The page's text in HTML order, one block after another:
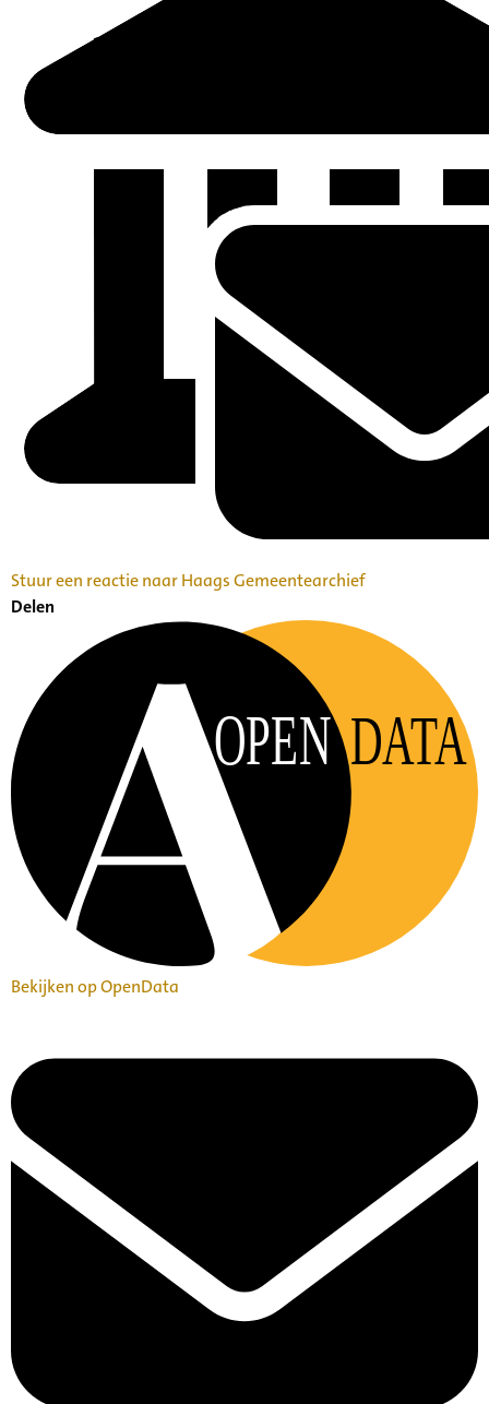
Stuur een reactie naar Haags Gemeentearchief
Delen
OPEN DATA
Bekijken op OpenData